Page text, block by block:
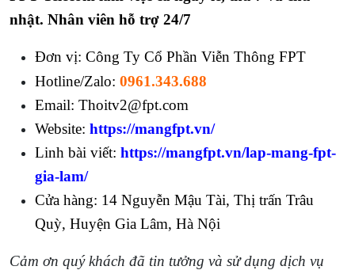
nhật. Nhân viên hỗ trợ 24/7
Đơn vị: Công Ty Cổ Phần Viễn Thông FPT
Hotline/Zalo: 0961.343.688
Email: Thoitv2@fpt.com
Website: https://mangfpt.vn/
Linh bài viết: https://mangfpt.vn/lap-mang-fpt-
gia-lam/
Cửa hàng: 14 Nguyễn Mậu Tài, Thị trấn Trâu
Quỳ, Huyện Gia Lâm, Hà Nội
Cảm ơn quý khách đã tin tưởng và sử dụng dịch vụ